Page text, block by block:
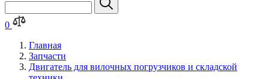
0
Главная
Запчасти
Двигатель для вилочных погрузчиков и складской